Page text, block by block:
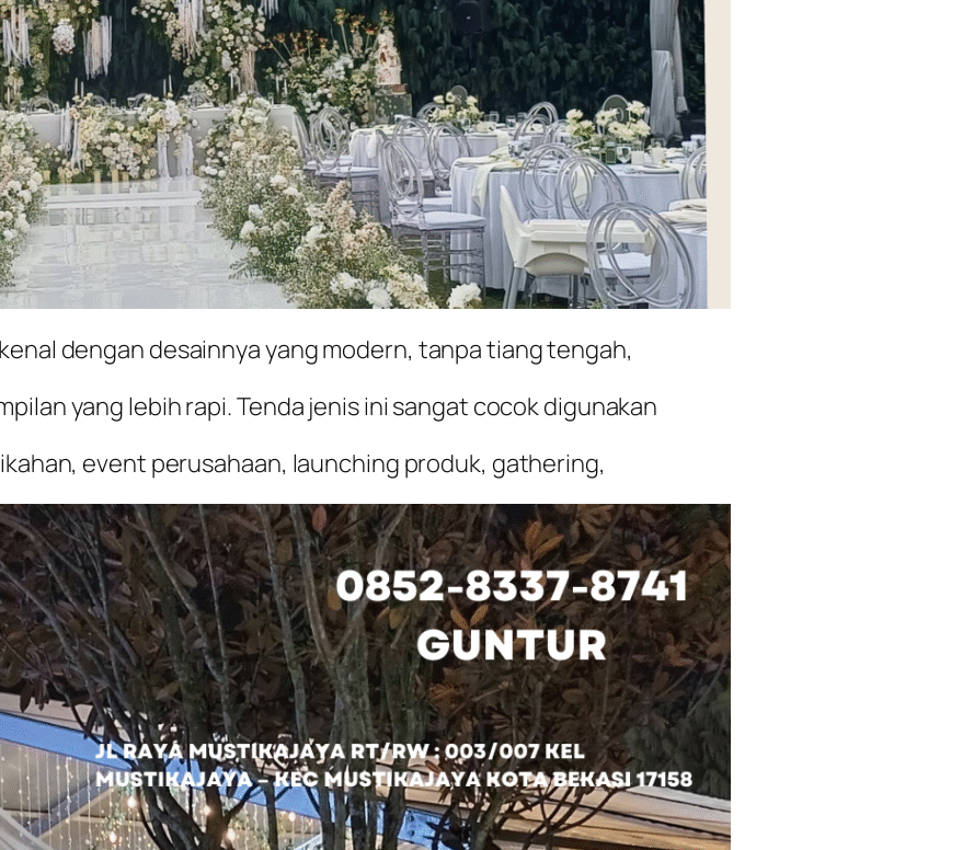
dengan desainnya yang modern, tanpa tiang tengah,
yang lebih rapi. Tenda jenis ini sangat cocok digunakan
event perusahaan, launching produk, gathering,